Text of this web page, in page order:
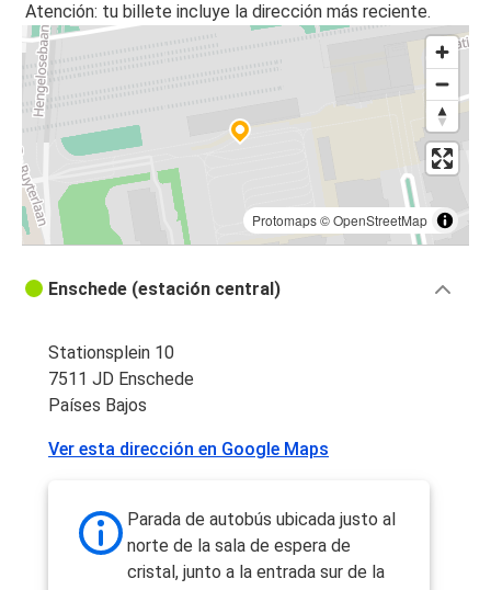
Atención: tu billete incluye la dirección más reciente.
Protomaps©OpenStreetMap
Enschede (estación central)
Stationsplein 10
7511 JD Enschede
Países Bajos
Ver esta dirección en Google Maps
Parada de autobús ubicada justo al
norte de la sala de espera de
cristal, junto a la entrada sur de la